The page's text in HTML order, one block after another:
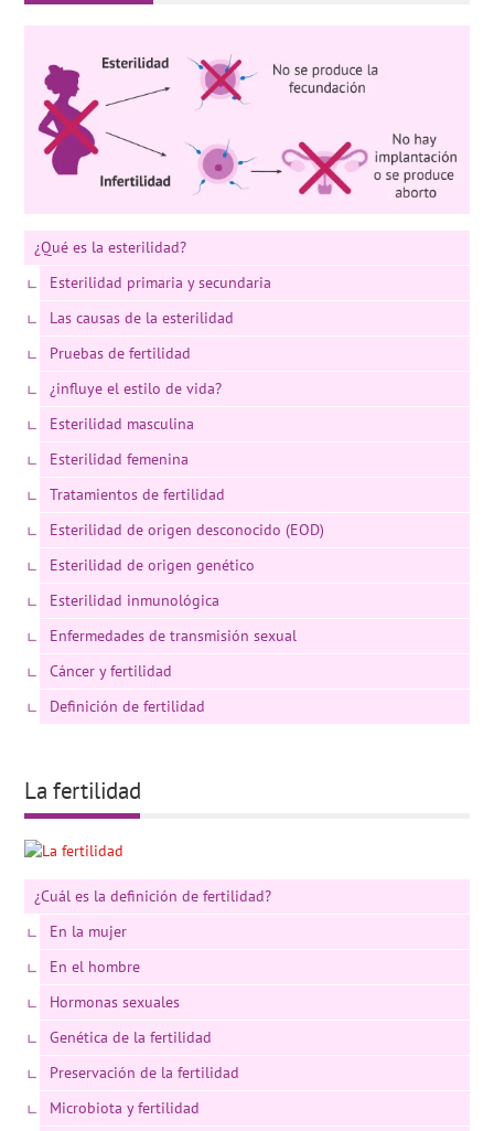
¿Qué es la esterilidad?
Esterilidad primaria y secundaria
Las causas de la esterilidad
Pruebas de fertilidad
¿influye el estilo de vida?
Esterilidad masculina
Esterilidad femenina
Tratamientos de fertilidad
Esterilidad de origen desconocido (EOD)
Esterilidad de origen genético
Esterilidad inmunológica
Enfermedades de transmisión sexual
Cáncer y fertilidad
Definición de fertilidad
La fertilidad
¿Cuál es la definición de fertilidad?
En la mujer
En el hombre
Hormonas sexuales
Genética de la fertilidad
Preservación de la fertilidad
Microbiota y fertilidad